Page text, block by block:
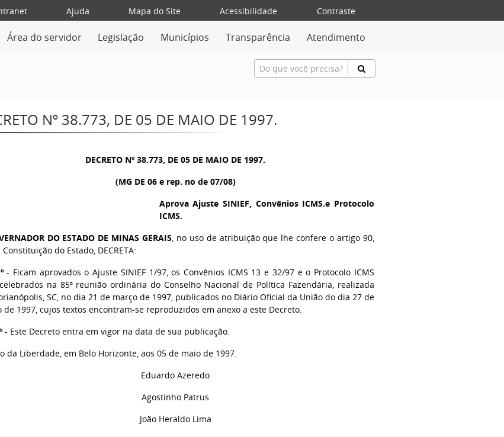
Ajuda Mapa do Site Acessibilidade
Contraste
Área do servidor Legislação Municípios Transparência Atendimento
Nº 38.773, DE 05 DE MAIO DE 1997.
DECRETO Nº 38.773, DE 05 DE MAIO DE 1997.
(MG DE 06 e rep. no de 07/08)
Aprova Ajuste SINIEF, Convênios ICMS.e Protocolo
ICMS.
DO ESTADO DE MINAS GERAIS, no uso de atribuição que lhe confere o artigo 90,
Constituição do Estado, DECRETA:
- Ficam aprovados o Ajuste SINIEF 1/97, os Convênios ICMS 13 e 32/97 e o Protocolo ICMS
na 85ª reunião ordinária do Conselho Nacional de Política Fazendária, realizada
SC, no dia 21 de março de 1997, publicados no Diário Oficial da União do dia 27 de
de 1997, cujos textos encontram-se reproduzidos em anexo a este Decreto.
- Este Decreto entra em vigor na data de sua publicação.
da Liberdade, em Belo Horizonte, aos 05 de maio de 1997.
Eduardo Azeredo
Agostinho Patrus
João Heraldo Lima